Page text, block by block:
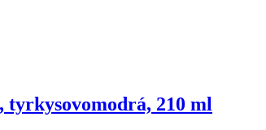
tyrkysovomodrá, 210 ml